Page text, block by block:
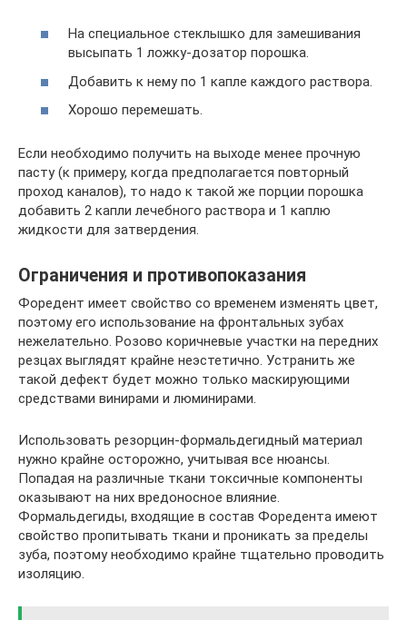
На специальное стеклышко для замешивания
высыпать 1 ложку-дозатор порошка.
Добавить к нему по 1 капле каждого раствора.
Хорошо перемешать.
Если необходимо получить на выходе менее прочную
пасту (к примеру, когда предполагается повторный
проход каналов), то надо к такой же порции порошка
добавить 2 капли лечебного раствора и 1 каплю
жидкости для затвердения.
Ограничения и противопоказания
Форедент имеет свойство со временем изменять цвет,
поэтому его использование на фронтальных зубах
нежелательно. Розово коричневые участки на передних
резцах выглядят крайне неэстетично. Устранить же
такой дефект будет можно только маскирующими
средствами винирами и люминирами.
Использовать резорцин-формальдегидный материал
нужно крайне осторожно, учитывая все нюансы.
Попадая на различные ткани токсичные компоненты
оказывают на них вредоносное влияние.
Формальдегиды, входящие в состав Форедента имеют
свойство пропитывать ткани и проникать за пределы
зуба, поэтому необходимо крайне тщательно проводить
изоляцию.